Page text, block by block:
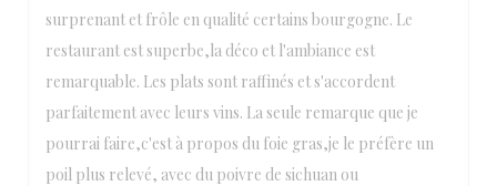
surprenant et frôle en qualité certains bourgogne. Le
restaurant est superbe,la déco et l'ambiance est
remarquable. Les plats sont raffinés et s'accordent
parfaitement avec leurs vins. La seule remarque que je
pourrai faire,c'est à propos du foie gras,je le préfère un
poil plus relevé, avec du poivre de sichuan ou